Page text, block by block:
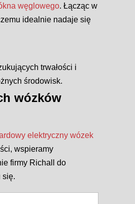
węglowego. Łącząc w
idealnie nadaje się
trwałości i
środowisk.
wózków
elektryczny wózek
wspieramy
firmy Richall do
się.